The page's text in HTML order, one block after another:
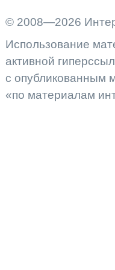
© 2008—2026
Использование
активной
с опубликованным
«по материалам